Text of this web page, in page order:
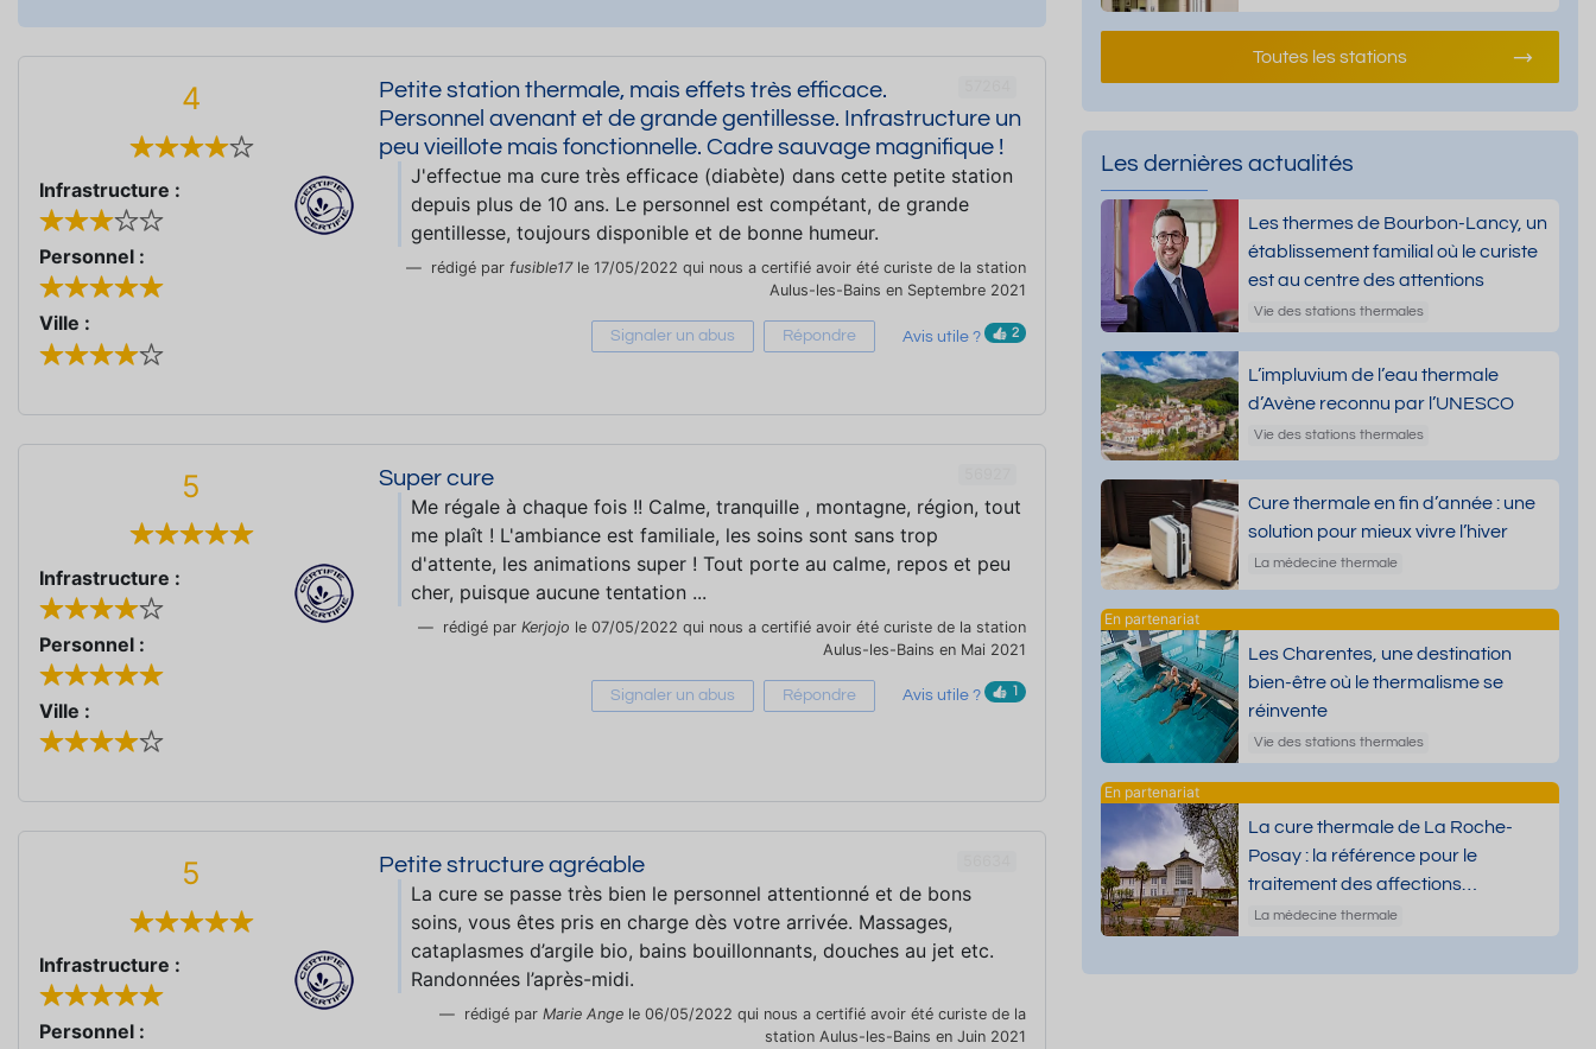
4
Infrastructure :
Personnel :
Ville :
Petite station thermale, mais effets très efficace.
Personnel avenant et de grande gentillesse. Infrastructure un
peu vieillote mais fonctionnelle. Cadre sauvage magnifique !
J'effectue ma cure très efficace (diabète) dans cette petite station
depuis plus de 10 ans. Le personnel est compétant, de grande
gentillesse, toujours disponible et de bonne humeur.
rédigé par fusible17le 17/05/2022 qui nous a certifié avoir été curiste de la station
Aulus-les-Bains en Septembre 2021
Signaler un abus Répondre Avis utile ? 2
5
Infrastructure :
Personnel :
Ville :
Super cure
Me régale à chaque fois !! Calme, tranquille , montagne, région, tout
me plaît ! L'ambiance est familiale, les soins sont sans trop
d'attente, les animations super ! Tout porte au calme, repos et peu
cher, puisque aucune tentation ...
rédigé par Kerjojo le 07/05/2022 qui nous a certifié avoir été curiste de la station
Aulus-les-Bains en Mai 2021
Signaler un abus Répondre Avis utile ? 1
5
Infrastructure :
Personnel :
Petite structure agréable
La cure se passe très bien le personnel attentionné et de bons
soins, vous êtes pris en charge dès votre arrivée. Massages,
cataplasmes d’argile bio, bains bouillonnants, douches au jet etc.
Randonnées l’après-midi.
rédigé par Marie Ange le 06/05/2022 qui nous a certifié avoir été curiste de la
station Aulus-les-Bains en Juin 2021
Toutes les stations
Les dernières actualités
Les thermes de Bourbon-Lancy, un
établissement familial où le curiste
est au centre des attentions
Vie des stations thermales
L’impluvium de l’eau thermale
d’Avène reconnu par l’UNESCO
Vie des stations thermales
Cure thermale en fin d’année : une
solution pour mieux vivre l’hiver
La médecine thermale
Les Charentes, une destination
bien-être où le thermalisme se
réinvente
Vie des stations thermales
La cure thermale de La Roche-
Posay : la référence pour le
traitement des affections
dermatologiques
La médecine thermale